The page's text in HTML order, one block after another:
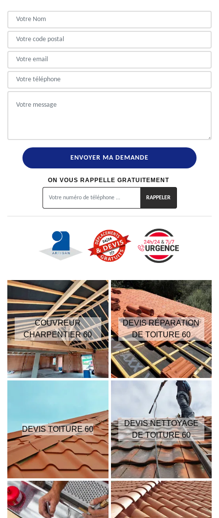
ON VOUS RAPPELLE GRATUITEMENT
COUVREUR
CHARPENTIER 60
DEVIS RÉPARATION
DE TOITURE 60
DEVIS TOITURE 60
DEVIS NETTOYAGE
DE TOITURE 60